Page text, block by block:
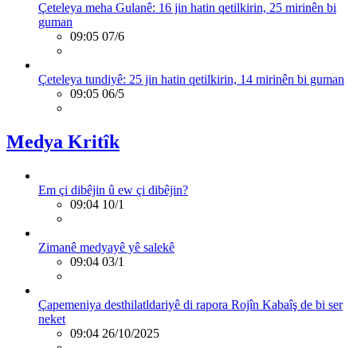
Çeteleya meha Gulanê: 16 jin hatin qetilkirin, 25 mirinên bi
guman
09:05 07/6
Çeteleya tundiyê: 25 jin hatin qetilkirin, 14 mirinên bi guman
09:05 06/5
Medya Kritîk
Em çi dibêjin û ew çi dibêjin?
09:04 10/1
Zimanê medyayê yê salekê
09:04 03/1
Çapemeniya desthilatldariyê di rapora Rojîn Kabaîş de bi ser
neket
09:04 26/10/2025